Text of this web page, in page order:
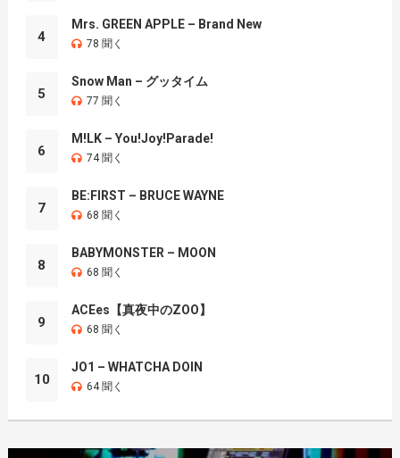
4
Mrs. GREEN APPLE – Brand New
78 聞く
5
Snow Man – グッタイム
77 聞く
6
M!LK – You!Joy!Parade!
74 聞く
7
BE:FIRST – BRUCE WAYNE
68 聞く
8
BABYMONSTER – MOON
68 聞く
9
ACEes【真夜中のZOO】
68 聞く
10
JO1 – WHATCHA DOIN
64 聞く